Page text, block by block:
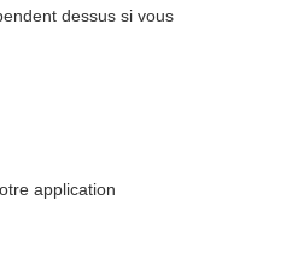
dessus si vous
application